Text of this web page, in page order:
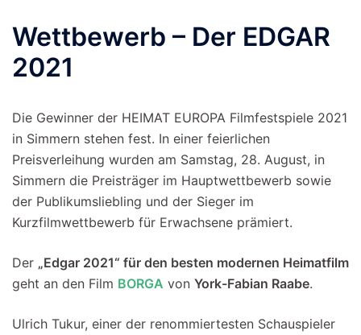
Wettbewerb – Der EDGAR
2021
Die Gewinner der HEIMAT EUROPA Filmfestspiele 2021
in Simmern stehen fest. In einer feierlichen
Preisverleihung wurden am Samstag, 28. August, in
Simmern die Preisträger im Hauptwettbewerb sowie
der Publikumsliebling und der Sieger im
Kurzfilmwettbewerb für Erwachsene prämiert.
Der „Edgar 2021“ für den besten modernen Heimatfilm
geht an den Film BORGA von York-Fabian Raabe.
Ulrich Tukur, einer der renommiertesten Schauspieler